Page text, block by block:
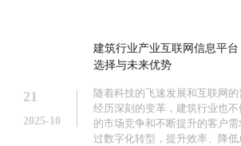
21
2025-10
建筑行业产业互联网信息平
选择与未来优势
随着科技的飞速发展和互联网
经历深刻的变革，建筑行业也
的市场竞争和不断提升的客户
过数字化转型，提升效率、降低